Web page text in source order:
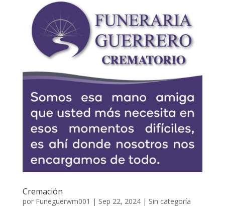
Cremación
por Funeguerwm001 | Sep 22, 2024| Sin categoría